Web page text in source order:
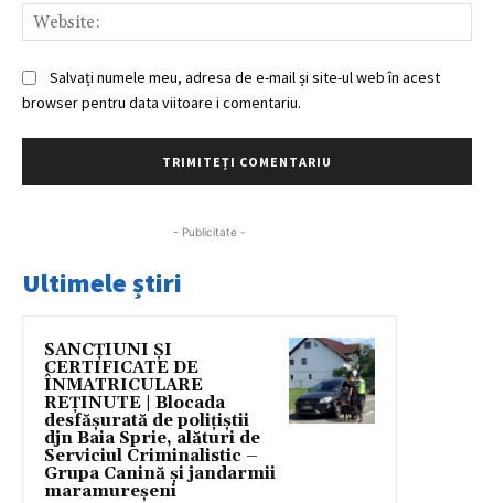
Salvați numele meu, adresa de e-mail și site-ul web în acest
browser pentru data viitoare i comentariu.
- Publicitate -
Ultimele știri
SANCȚIUNI ȘI
CERTIFICATE DE
ÎNMATRICULARE
REȚINUTE | Blocada
desfășurată de polițiștii
djn Baia Sprie, alături de
Serviciul Criminalistic –
Grupa Canină și jandarmii
maramureșeni